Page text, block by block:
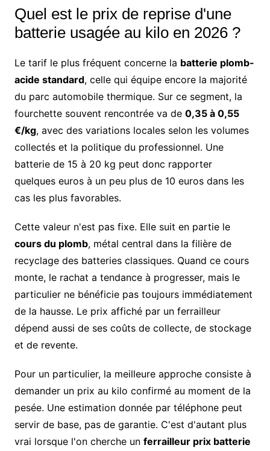
Quel est le prix de reprise d'une
batterie usagée au kilo en 2026 ?
Le tarif le plus fréquent concerne la batterie plomb-
acide standard, celle qui équipe encore la majorité
du parc automobile thermique. Sur ce segment, la
fourchette souvent rencontrée va de 0,35 à 0,55
€/kg, avec des variations locales selon les volumes
collectés et la politique du professionnel. Une
batterie de 15 à 20 kg peut donc rapporter
quelques euros à un peu plus de 10 euros dans les
cas les plus favorables.
Cette valeur n'est pas fixe. Elle suit en partie le
cours du plomb, métal central dans la filière de
recyclage des batteries classiques. Quand ce cours
monte, le rachat a tendance à progresser, mais le
particulier ne bénéficie pas toujours immédiatement
de la hausse. Le prix affiché par un ferrailleur
dépend aussi de ses coûts de collecte, de stockage
et de revente.
Pour un particulier, la meilleure approche consiste à
demander un prix au kilo confirmé au moment de la
pesée. Une estimation donnée par téléphone peut
servir de base, pas de garantie. C'est d'autant plus
vrai lorsque l'on cherche un ferrailleur prix batterie